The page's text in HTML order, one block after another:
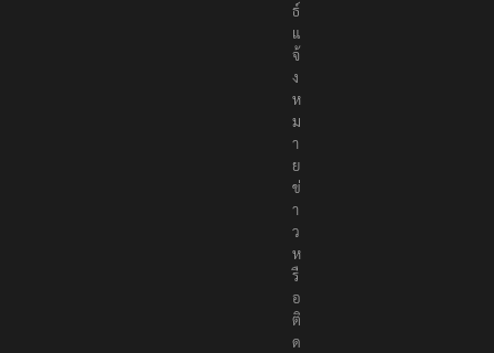
ธ์
แ
จ้
ง
ห
ม
า
ย
ข่
า
ว
ห
รื
อ
ติ
ด